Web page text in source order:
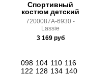
Спортивный
костюм детский
7200087A-6930 -
Lassie
3 169руб
098 104 110 116
122 128 134 140